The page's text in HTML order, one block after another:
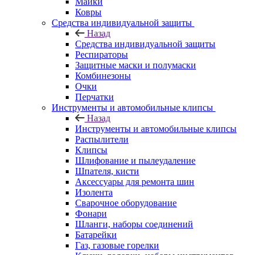
Ковры
Средства индивидуальной защиты
Назад
Средства индивидуальной защиты
Респираторы
Защитные маски и полумаски
Комбинезоны
Очки
Перчатки
Инструменты и автомобильные клипсы
Назад
Инструменты и автомобильные клипсы
Распылители
Клипсы
Шлифование и пылеудаление
Шпателя, кисти
Аксессуары для ремонта шин
Изолента
Сварочное оборудование
Фонари
Шланги, наборы соединений
Батарейки
Газ, газовые горелки